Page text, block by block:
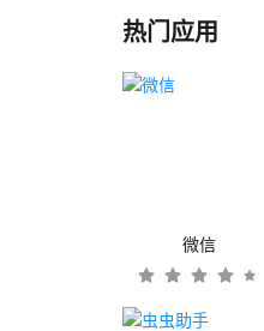
热门应用
微信